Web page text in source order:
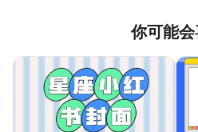
你可能